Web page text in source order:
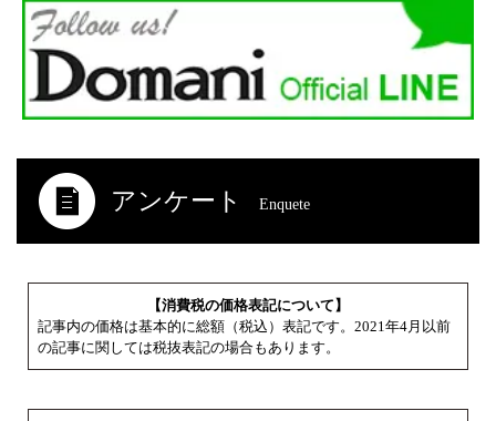
アンケート Enquete
【消費税の価格表記について】
記事内の価格は基本的に総額（税込）表記です。2021年4月以前
の記事に関しては税抜表記の場合もあります。